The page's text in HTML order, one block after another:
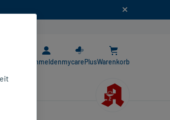
AnmeldenmycarePlusWarenkorb